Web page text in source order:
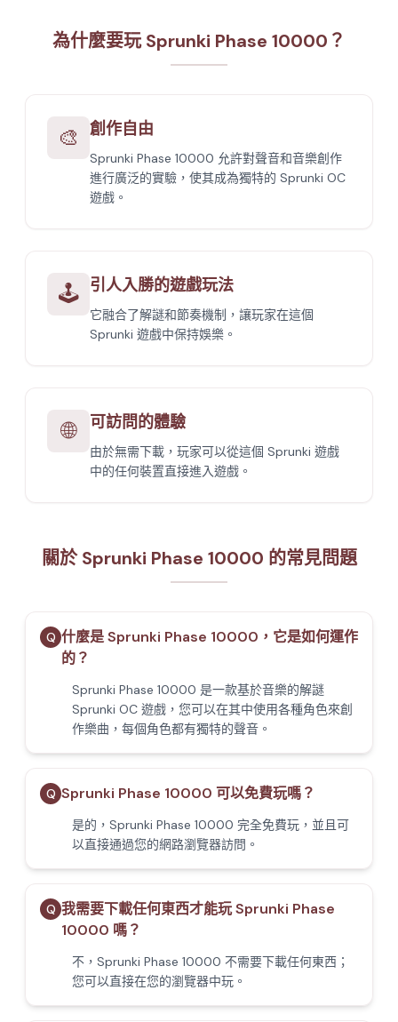
為什麼要玩 Sprunki Phase 10000？
🎨 創作自由
Sprunki Phase 10000 允許對聲音和音樂創作
進行廣泛的實驗，使其成為獨特的 Sprunki OC
遊戲。
🕹️ 引人入勝的遊戲玩法
它融合了解謎和節奏機制，讓玩家在這個
Sprunki 遊戲中保持娛樂。
🌐 可訪問的體驗
由於無需下載，玩家可以從這個 Sprunki 遊戲
中的任何裝置直接進入遊戲。
關於 Sprunki Phase 10000 的常見問題
Q 什麼是 Sprunki Phase 10000，它是如何運作
的？
Sprunki Phase 10000 是一款基於音樂的解謎
Sprunki OC 遊戲，您可以在其中使用各種角色來創
作樂曲，每個角色都有獨特的聲音。
Q Sprunki Phase 10000 可以免費玩嗎？
是的，Sprunki Phase 10000 完全免費玩，並且可
以直接通過您的網路瀏覽器訪問。
Q 我需要下載任何東西才能玩 Sprunki Phase
10000 嗎？
不，Sprunki Phase 10000 不需要下載任何東西；
您可以直接在您的瀏覽器中玩。